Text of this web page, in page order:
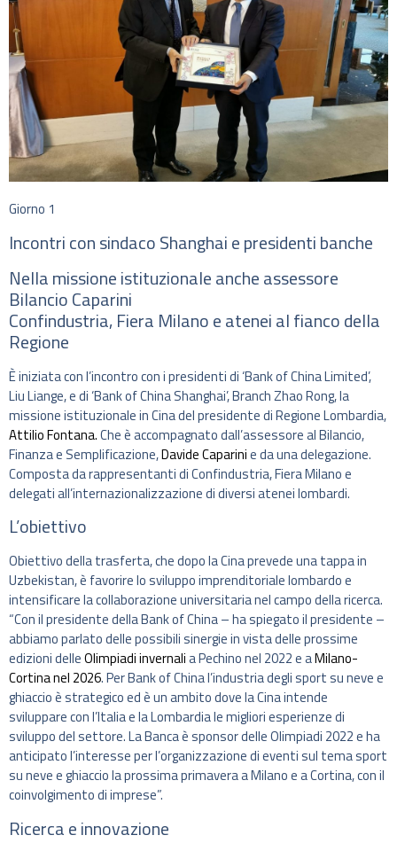
Giorno 1
Incontri con sindaco Shanghai e presidenti banche
Nella missione istituzionale anche assessore
Bilancio Caparini
Confindustria, Fiera Milano e atenei al fianco della
Regione
È iniziata con l’incontro con i presidenti di ‘Bank of China Limited’,
Liu Liange, e di ‘Bank of China Shanghai’, Branch Zhao Rong, la
missione istituzionale in Cina del presidente di Regione Lombardia,
Attilio Fontana.Che è accompagnato dall’assessore al Bilancio,
Finanza e Semplificazione,Davide Caparinie da una delegazione.
Composta da rappresentanti di Confindustria, Fiera Milano e
delegati all’internazionalizzazione di diversi atenei lombardi.
L’obiettivo
Obiettivo della trasferta, che dopo la Cina prevede una tappa in
Uzbekistan, è favorire lo sviluppo imprenditoriale lombardo e
intensificare la collaborazione universitaria nel campo della ricerca.
“Con il presidente della Bank of China – ha spiegato il presidente –
abbiamo parlato delle possibili sinergie in vista delle prossime
edizioni delleOlimpiadi invernalia Pechino nel 2022 e aMilano-
Cortina nel 2026. Per Bank of China l’industria degli sport su neve e
ghiaccio è strategico ed è un ambito dove la Cina intende
sviluppare con l’Italia e la Lombardia le migliori esperienze di
sviluppo del settore. La Banca è sponsor delle Olimpiadi 2022 e ha
anticipato l’interesse per l’organizzazione di eventi sul tema sport
su neve e ghiaccio la prossima primavera a Milano e a Cortina, con il
coinvolgimento di imprese”.
Ricerca e innovazione